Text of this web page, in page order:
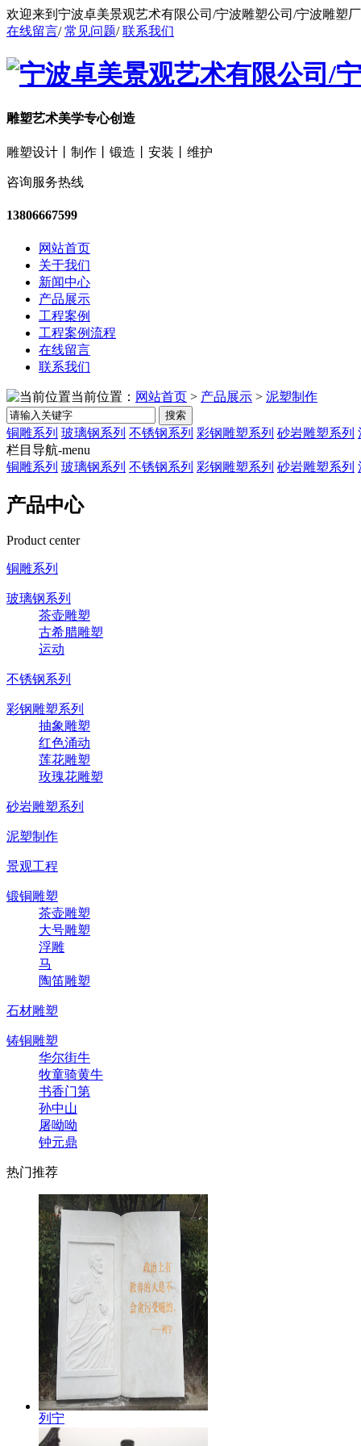
欢迎来到宁波卓美景观艺术有限公司/宁波雕塑公司/宁波雕塑
在线留言/常见问题/联系我们
雕塑艺术美学专心创造
雕塑设计丨制作丨锻造丨安装丨维护
咨询服务热线
13806667599
网站首页
关于我们
新闻中心
产品展示
工程案例
工程案例流程
在线留言
联系我们
当前位置： 网站首页 > 产品展示 > 泥塑制作
搜索
铜雕系列 玻璃钢系列 不锈钢系列 彩钢雕塑系列 砂岩雕塑系列
栏目导航-menu
铜雕系列 玻璃钢系列 不锈钢系列 彩钢雕塑系列 砂岩雕塑系列
产品中心
Product center
铜雕系列
玻璃钢系列
茶壶雕塑
古希腊雕塑
运动
不锈钢系列
彩钢雕塑系列
抽象雕塑
红色涌动
莲花雕塑
玫瑰花雕塑
砂岩雕塑系列
泥塑制作
景观工程
锻铜雕塑
茶壶雕塑
大号雕塑
浮雕
马
陶笛雕塑
石材雕塑
铸铜雕塑
华尔街牛
牧童骑黄牛
书香门第
孙中山
屠呦呦
钟元鼎
热门推荐
列宁